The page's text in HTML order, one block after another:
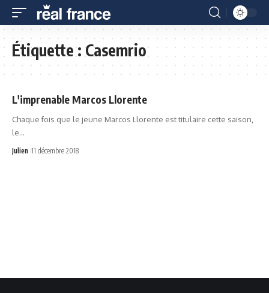
Étiquette :Casemrio
L'imprenable Marcos Llorente
Chaque fois que le jeune Marcos Llorente est titulaire cette saison,
le…
Julien 11 décembre 2018